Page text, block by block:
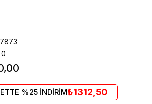
0
%25 İNDİRİM₺1312,50